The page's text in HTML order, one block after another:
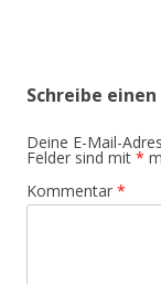
Schreibe
Deine E-Mail-
Felder sind mit *
Kommentar *